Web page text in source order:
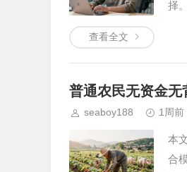
择
查看全文
普通农民无资金
seaboy188 1周前
本
合